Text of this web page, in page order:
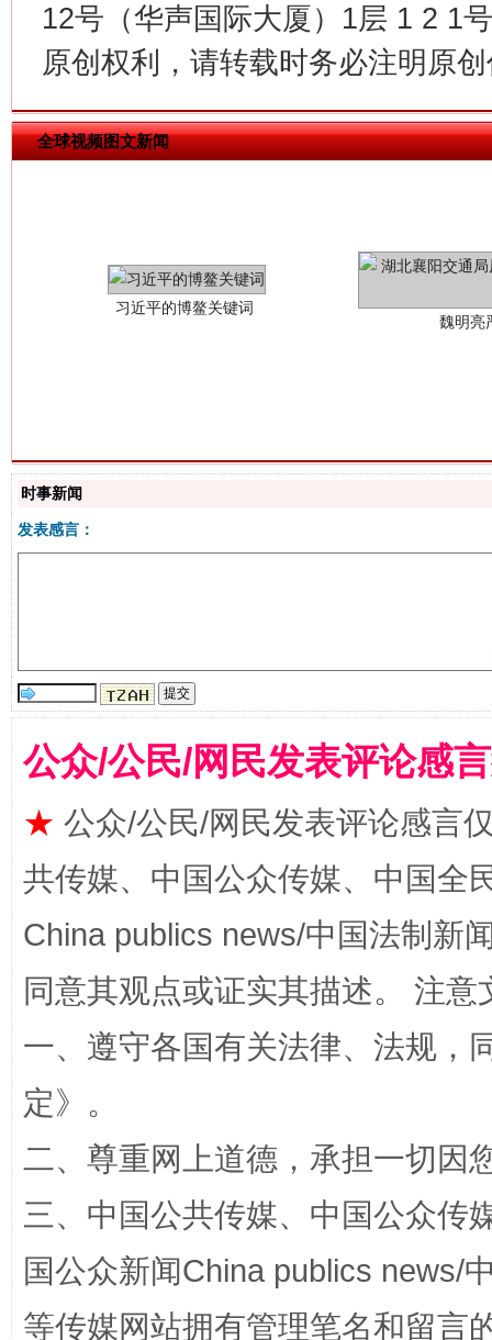
12号（华声国际大厦）1层 1 2 1
原创权利，请转载时务必注明原
全球视频图文新闻
“刷贴”乱象丛生
生
揭批美国五大"原罪" "炒
解纷+调解+退费，一次搞定
时事新闻
发表感言：
公众/公民/网民发表评论感
★ 公众/公民/网民发表评论感言
共传媒、中国公众传媒、中国全
China publics news/中国法制新
同意其观点或证实其描述。 注
一、遵守各国有关法律、法规，
定》。
二、尊重网上道德，承担一切因
三、中国公共传媒、中国公众传
国公众新闻China publics news/
等传媒网站拥有管理笔名和留言